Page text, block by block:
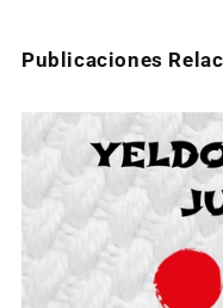
Publicaciones